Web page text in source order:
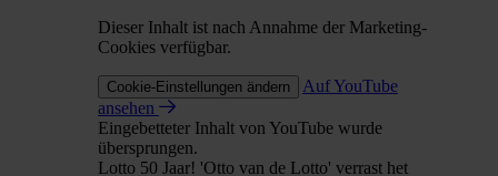
Dieser Inhalt ist nach Annahme der Marketing-
Cookies verfügbar.
Cookie-Einstellungen ändern
Auf YouTube
ansehen
Eingebetteter Inhalt von YouTube wurde
übersprungen.
Lotto 50 Jaar! 'Otto van de Lotto' verrast het